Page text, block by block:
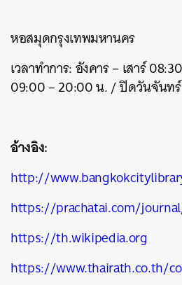
หอสมุดกรุงเทพมหานคร
เวลาทำการ:อังคาร – เสาร์
09:00 – 20:00 น. /ปิดวันจันทร์
อ้างอิง:
http://
https://prachatai.com/
https://th.wikipedia.org
https://www.thairath.co.th/